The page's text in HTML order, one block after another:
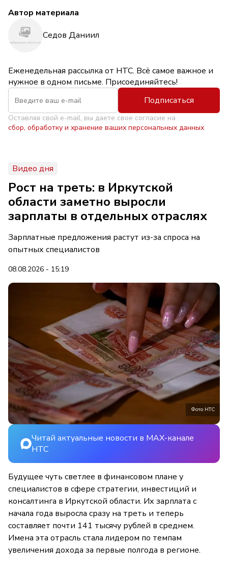
Автор материала
Седов Даниил
Еженедельная рассылка от НТС. Всё самое важное и
нужное в одном письме. Присоединяйтесь!
Подписаться
Оставляя свой e-mail, вы даете свое согласие на
сбор, обработку и хранение ваших персональных данных
Видео дня
Рост на треть: в Иркутской
области заметно выросли
зарплаты в отдельных отраслях
Зарплатные предложения растут из-за спроса на
опытных специалистов
08.08.2026 - 15:19
Фото НТС
Читай актуальные новости в MAX-канале
НТС
Будущее чуть светлее в финансовом плане у
специалистов в сфере стратегии, инвестиций и
консалтинга в Иркутской области. Их зарплата с
начала года выросла сразу на треть и теперь
составляет почти 141 тысячу рублей в среднем.
Имена эта отрасль стала лидером по темпам
увеличения дохода за первые полгода в регионе.